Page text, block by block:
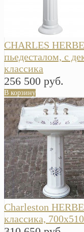
CHARLES
пьедесталом, с
классика
256 500 руб.
В корзину
Charleston
классика,